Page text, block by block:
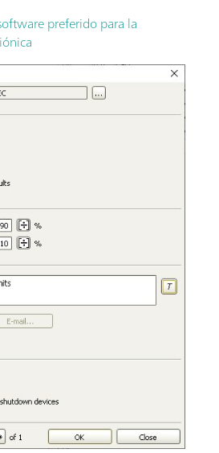
preferido para la